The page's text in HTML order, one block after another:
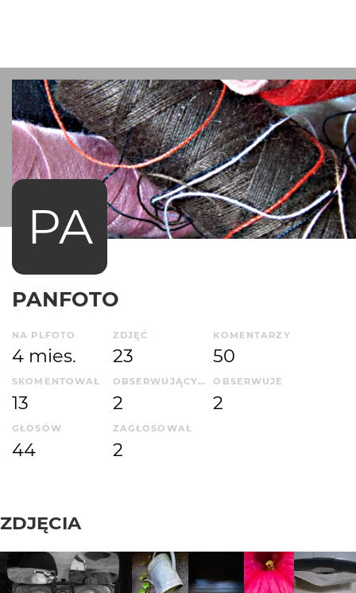
PA
PANFOTO
NA PLFOTO
4 mies.
ZDJĘĆ
23
KOMENTARZY
50
SKOMENTOWAŁ
13
OBSERWUJĄCYCH
2
OBSERWUJE
2
GŁOSÓW
44
ZAGŁOSOWAŁ
2
ZDJĘCIA